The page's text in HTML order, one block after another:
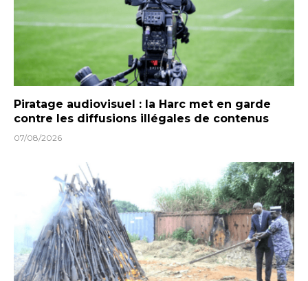
Piratage audiovisuel : la Harc met en garde
contre les diffusions illégales de contenus
07/08/2026